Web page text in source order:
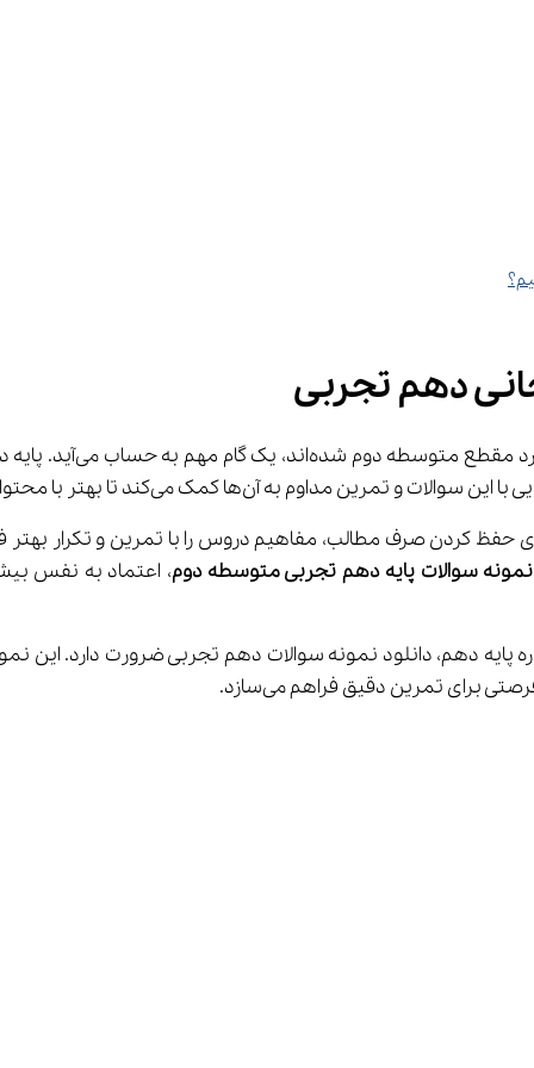
دهم تجربی
برای
دهم تجربی به شما امکان می‌دهد به جای حفظ کردن صرف مطالب، مفاهیم دروس را
سوالات پایه دهم تجربی متوسطه دوم
پایه دهم، دانلود نمونه سوالات دهم تجربی ضرورت دارد. این